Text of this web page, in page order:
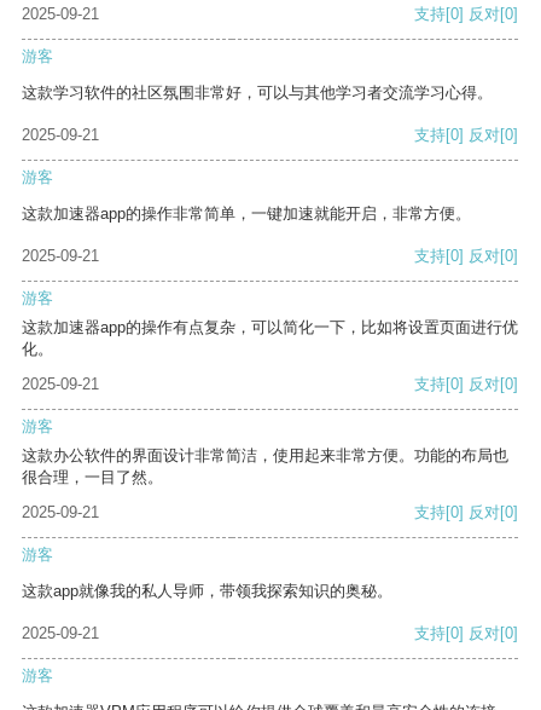
2025-09-21
支持[0] 反对[0]
游客
这款学习软件的社区氛围非常好，可以与其他学习者交流学习心得。
2025-09-21 支持[0] 反对[0]
游客
这款加速器app的操作非常简单，一键加速就能开启，非常方便。
2025-09-21 支持[0] 反对[0]
游客
这款加速器app的操作有点复杂，可以简化一下，比如将设置页面进行优
化。
2025-09-21
支持[0] 反对[0]
游客
这款办公软件的界面设计非常简洁，使用起来非常方便。功能的布局也
很合理，一目了然。
2025-09-21
支持[0] 反对[0]
游客
这款app就像我的私人导师，带领我探索知识的奥秘。
2025-09-21 支持[0] 反对[0]
游客